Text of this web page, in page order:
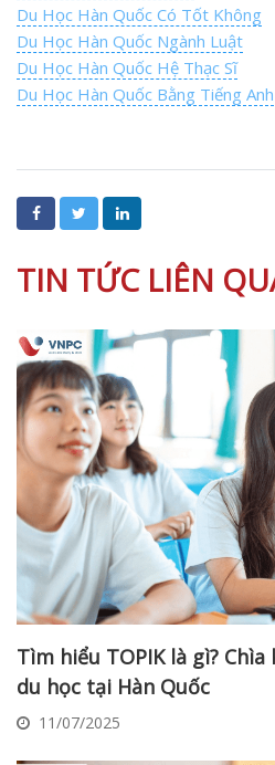
Du Học Hàn Quốc Có Tốt Không
Du Học Hàn Quốc Ngành Luật
Du Học Hàn Quốc Hệ Thạc Sĩ
Du Học Hàn Quốc Bằng Tiếng Anh
TIN TỨC LIÊN
Tìm hiểu TOPIK là gì?
du học tại Hàn Quốc
11/07/2025